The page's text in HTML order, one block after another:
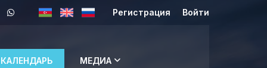
Регистрация Войти
КАЛЕНДАРЬ МЕДИА